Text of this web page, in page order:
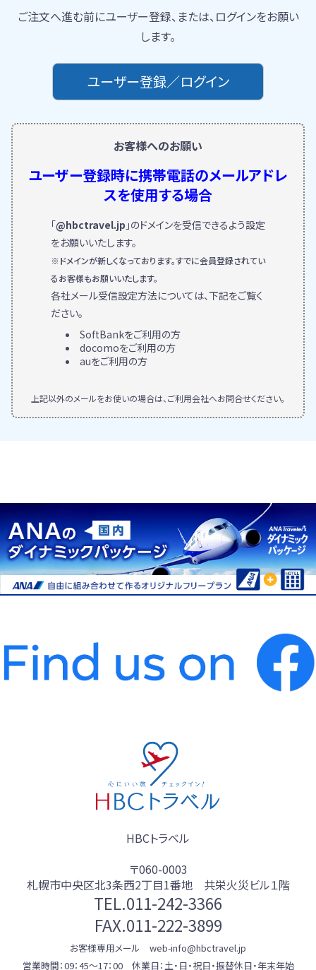
ご注文へ進む前にユーザー登録、または、ログインをお願い
します。
ユーザー登録／ログイン
お客様へのお願い
ユーザー登録時に携帯電話のメールアドレ
スを使用する場合
「@hbctravel.jp 」のドメインを受信できるよう設定
をお願いいたします。
※ドメインが新しくなっております。すでに会員登録されてい
るお客様もお願いいたします。
各社メール受信設定方法については、下記をご覧く
ださい。
SoftBankをご利用の方
docomoをご利用の方
auをご利用の方
上記以外のメールをお使いの場合は、ご利用会社へお問合せください。
HBCトラベル
〒060-0003
札幌市中央区北3条西2丁目1番地 共栄火災ビル１階
TEL.011-242-3366
FAX.011-222-3899
お客様専用メール web-info@hbctravel.jp
営業時間：09：45～17：00 休業日：土・日・祝日・振替休日・年末年始